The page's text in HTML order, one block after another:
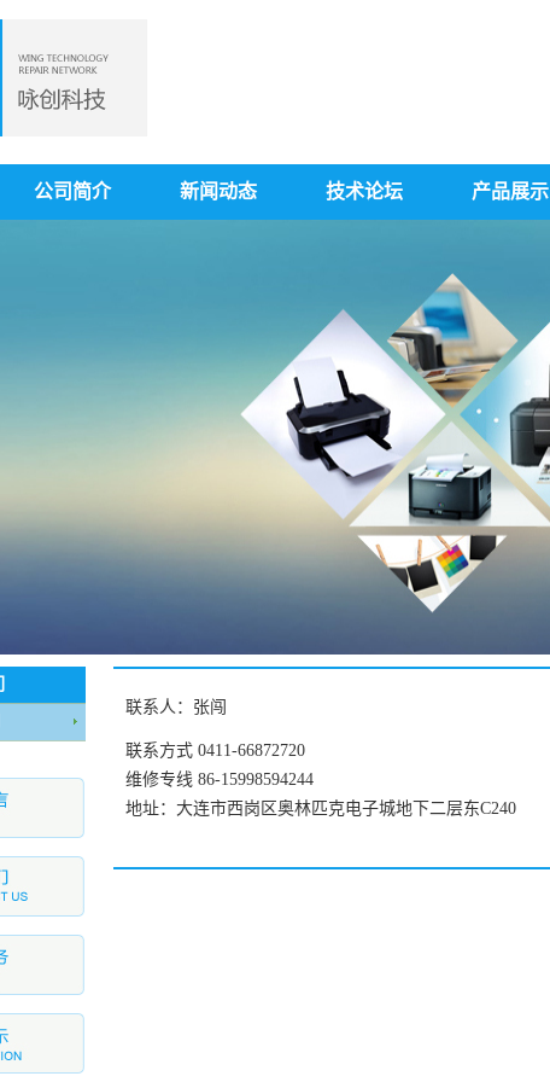
公司简介 新闻动态 技术论坛 产品展示
联系人：张闯
联系方式 0411-66872720
维修专线 86-15998594244
地址：大连市西岗区奥林匹克电子城地下二层东C240